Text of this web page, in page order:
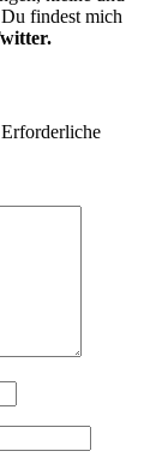
Du findest mich
Erforderliche